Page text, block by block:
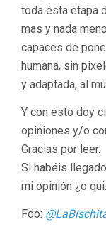
toda ésta etapa
mas y nada
capaces de
humana, sin
y adaptada, al
Y con esto doy
opiniones y/o
Gracias por leer.
Si habéis
mi opinión ¿o
Fdo: